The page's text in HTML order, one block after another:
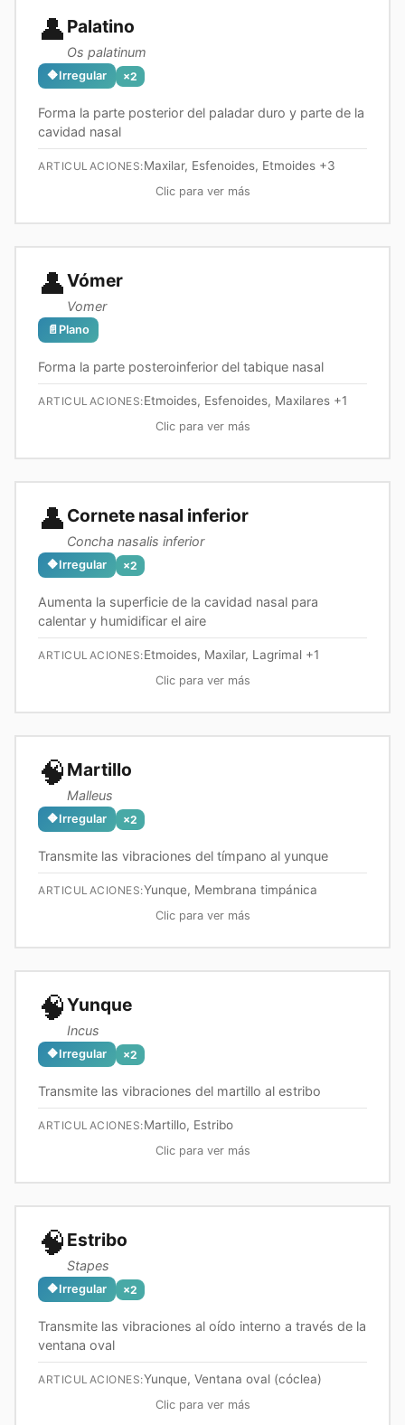
👤 Palatino
Os palatinum
🔶Irregular ×2
Forma la parte posterior del paladar duro y parte de la
cavidad nasal
ARTICULACIONES:Maxilar, Esfenoides, Etmoides+3
Clic para ver más
👤Vómer
Vomer
📄 Plano
Forma la parte posteroinferior del tabique nasal
ARTICULACIONES:Etmoides, Esfenoides, Maxilares+1
Clic para ver más
👤 Cornete nasal inferior
Concha nasalis inferior
🔶Irregular ×2
Aumenta la superficie de la cavidad nasal para
calentar y humidificar el aire
ARTICULACIONES:Etmoides, Maxilar, Lagrimal+1
Clic para ver más
🧠 Martillo
Malleus
🔶Irregular ×2
Transmite las vibraciones del tímpano al yunque
ARTICULACIONES:Yunque, Membrana timpánica
Clic para ver más
🧠Yunque
Incus
🔶Irregular ×2
Transmite las vibraciones del martillo al estribo
ARTICULACIONES:Martillo, Estribo
Clic para ver más
🧠 Estribo
Stapes
🔶Irregular ×2
Transmite las vibraciones al oído interno a través de la
ventana oval
ARTICULACIONES:Yunque, Ventana oval (cóclea)
Clic para ver más